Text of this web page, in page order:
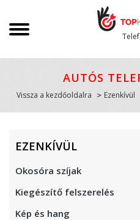
AUTÓS
Vissza a kezdőoldalra Ezenkívül
EZENKÍVÜL
Okosóra szíjak
Kiegészítő felszerelés
Kép és hang